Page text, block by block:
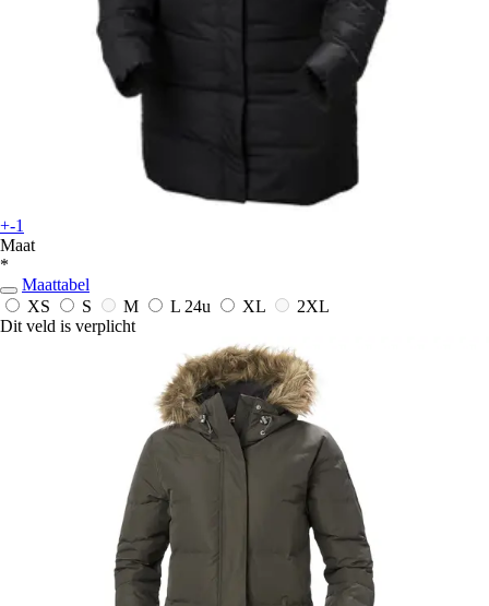
+-1
Maat
*
Maattabel
XS
S M L 24u XL
2XL
Dit veld is verplicht